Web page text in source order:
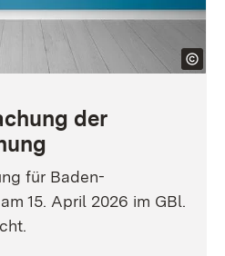
der
für Baden-
15. April 2026 im GBl.